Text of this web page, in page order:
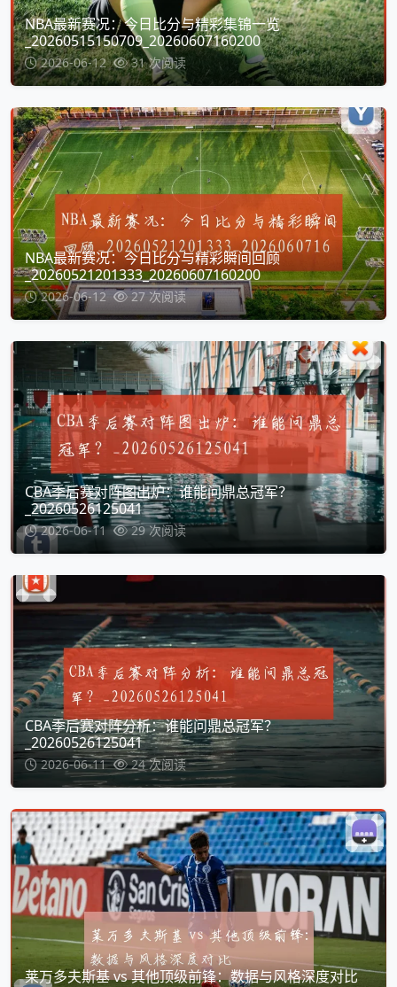
NBA最新赛况：今日比分与精彩集锦一览
_20260515150709_20260607160200
2026-06-12 31 次阅读
NBA最新赛况：今日比分与精彩瞬间回顾
_20260521201333_20260607160200
2026-06-12 27 次阅读
CBA季后赛对阵图出炉：谁能问鼎总冠军？
_20260526125041
2026-06-11 29 次阅读
CBA季后赛对阵分析：谁能问鼎总冠军？
_20260526125041
2026-06-11 24 次阅读
莱万多夫斯基 vs 其他顶级前锋：数据与风格深度对比